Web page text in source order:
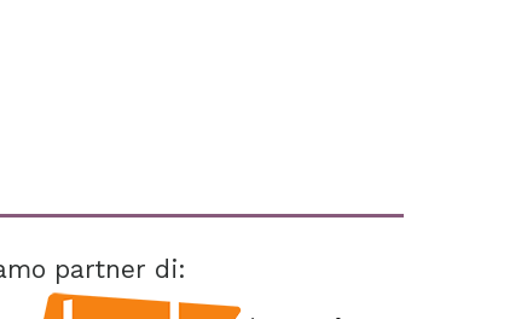
partner di: